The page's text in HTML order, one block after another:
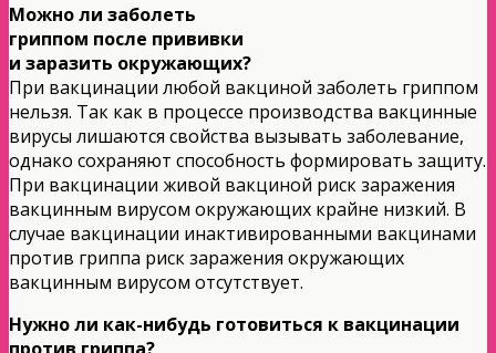
Можно ли заболеть
гриппом после прививки
и заразить окружающих?
При вакцинации любой вакциной заболеть гриппом
нельзя. Так как в процессе производства вакцинные
вирусы лишаются свойства вызывать заболевание,
однако сохраняют способность формировать защиту.
При вакцинации живой вакциной риск заражения
вакцинным вирусом окружающих крайне низкий. В
случае вакцинации инактивированными вакцинами
против гриппа риск заражения окружающих
вакцинным вирусом отсутствует.
Нужно ли как-нибудь готовиться к вакцинации